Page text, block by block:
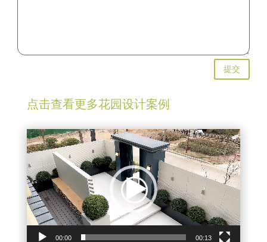
提交
点击查看更多花园设计案例
视
频
播
放
器
00:00 00:13